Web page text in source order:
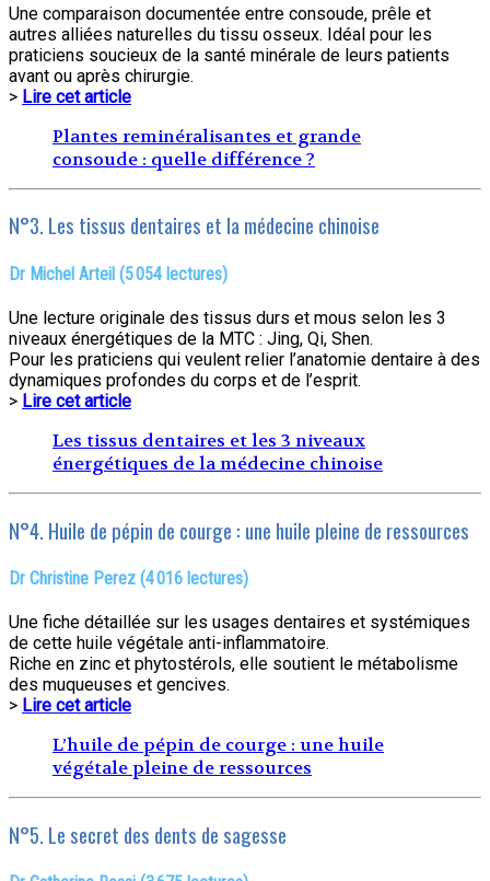
Une comparaison documentée entre consoude, prêle et
autres alliées naturelles du tissu osseux. Idéal pour les
praticiens soucieux de la santé minérale de leurs patients
avant ou après chirurgie.
> Lire cet article
Plantes reminéralisantes et grande
consoude : quelle différence ?
N°3. Les tissus dentaires et la médecine chinoise
Dr Michel Arteil (5 054 lectures)
Une lecture originale des tissus durs et mous selon les 3
niveaux énergétiques de la MTC : Jing, Qi, Shen.
Pour les praticiens qui veulent relier l’anatomie dentaire à des
dynamiques profondes du corps et de l’esprit.
> Lire cet article
Les tissus dentaires et les 3 niveaux
énergétiques de la médecine chinoise
N°4. Huile de pépin de courge : une huile pleine de ressources
Dr Christine Perez (4 016 lectures)
Une fiche détaillée sur les usages dentaires et systémiques
de cette huile végétale anti-inflammatoire.
Riche en zinc et phytostérols, elle soutient le métabolisme
des muqueuses et gencives.
> Lire cet article
L’huile de pépin de courge : une huile
végétale pleine de ressources
N°5. Le secret des dents de sagesse